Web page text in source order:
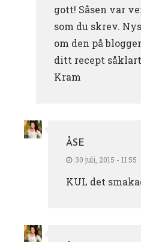
gott! Såsen var
som du skrev.
om den på
ditt recept såklart
Kram
ÅSE
30 juli, 2015 - 11:55
KUL det